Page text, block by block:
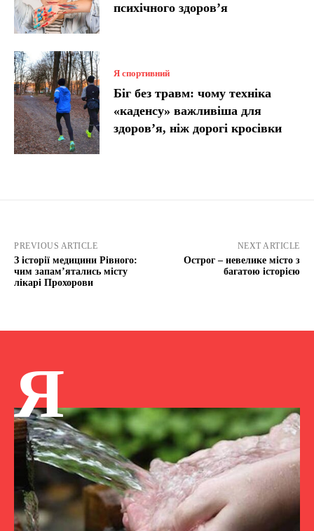
психічного здоров’я
Я спортивний
Біг без травм: чому техніка
«каденсу» важливіша для
здоров’я, ніж дорогі кросівки
PREVIOUS ARTICLE
З історії медицини Рівного:
чим запам’ятались місту
лікарі Прохорови
NEXT ARTICLE
Острог – невелике місто з
багатою історією
Я